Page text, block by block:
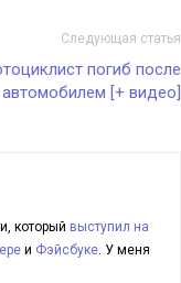
Следующая статья
погиб после
[+ видео]
который выступил на
и Фэйсбуке. У меня